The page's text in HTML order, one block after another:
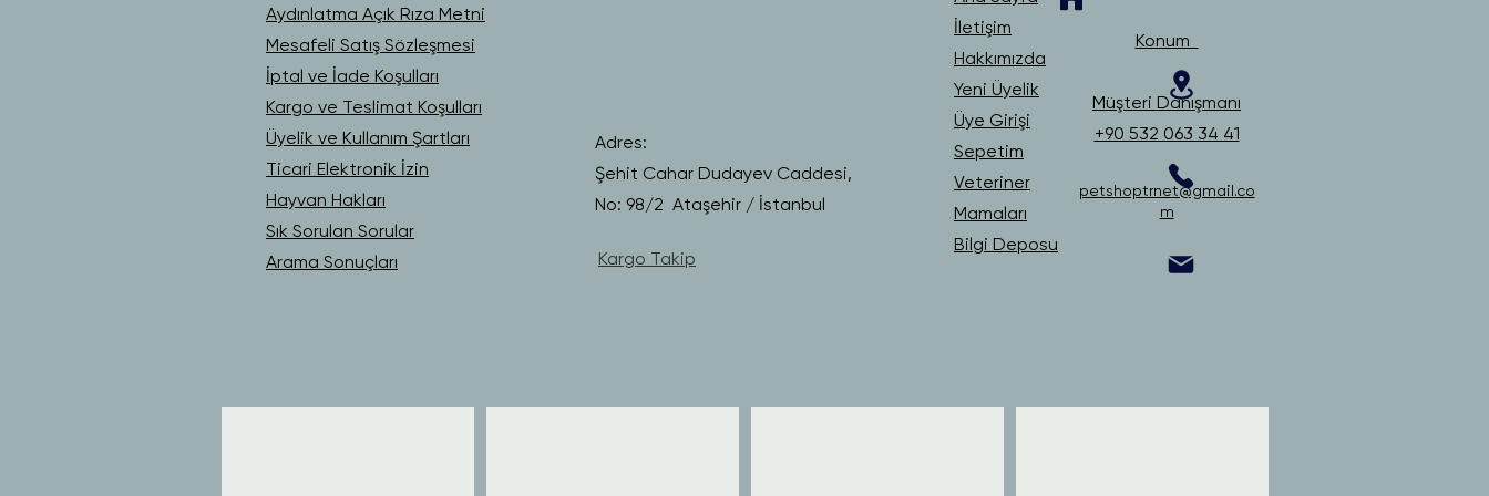
Aydınlatma Açık Rıza Metni
Mesafeli Satış Sözleşmesi
İptal ve İade Koşulları
Kargo ve Teslimat Koşulları
Üyelik ve Kullanım Şartları
Ticari Elektronik İzin
Hayvan Hakları
Sık Sorulan Sorular
Arama Sonuçları
Adres:
Şehit Cahar Dudayev Caddesi,
No: 98/2 Ataşehir / İstanbul
Kargo Takip
İletişim
Hakkımızda
Yeni Üyelik
Üye Girişi
Sepetim
Veteriner
Mamaları
Bilgi Deposu
Konum
Müşteri Danışmanı
+90 532 063 34 41
petshoptrnet@gmail.co
m